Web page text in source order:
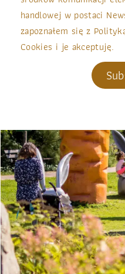
handlowej w postaci
zapoznałem się z
Cookies i je akceptuję.